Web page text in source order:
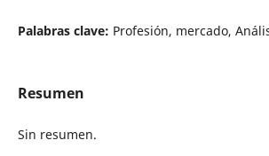
Palabras clave: Profesión, mercado,
Resumen
Sin resumen.